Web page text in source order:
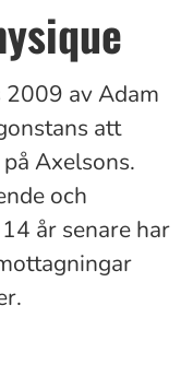
2009 av Adam
att
Axelsons.
och
år senare har